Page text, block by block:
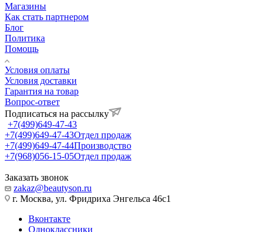
Магазины
Как стать партнером
Блог
Политика
Помощь
Условия оплаты
Условия доставки
Гарантия на товар
Вопрос-ответ
Подписаться на рассылку
+7(499)649-47-43
+7(499)649-47-43Отдел продаж
+7(499)649-47-44Производство
+7(968)056-15-05Отдел продаж
Заказать звонок
zakaz@beautyson.ru
г. Москва, ул. Фридриха Энгельса 46с1
Вконтакте
Одноклассники